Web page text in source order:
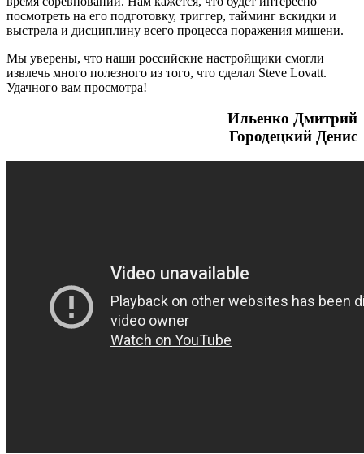
посмотреть на его подготовку, триггер, тайминг вскидки и
выстрела и дисциплину всего процесса поражения мишени.
Мы уверены, что наши российские настройщики смогли
извлечь много полезного из того, что сделал Steve Lovatt.
Удачного вам просмотра!
Ильенко Дмитрий
Городецкий Денис